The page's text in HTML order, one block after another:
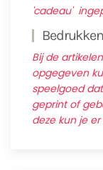
'cadeau'
Bij de
opgegeven
speelgoed
geprint of
deze kun je